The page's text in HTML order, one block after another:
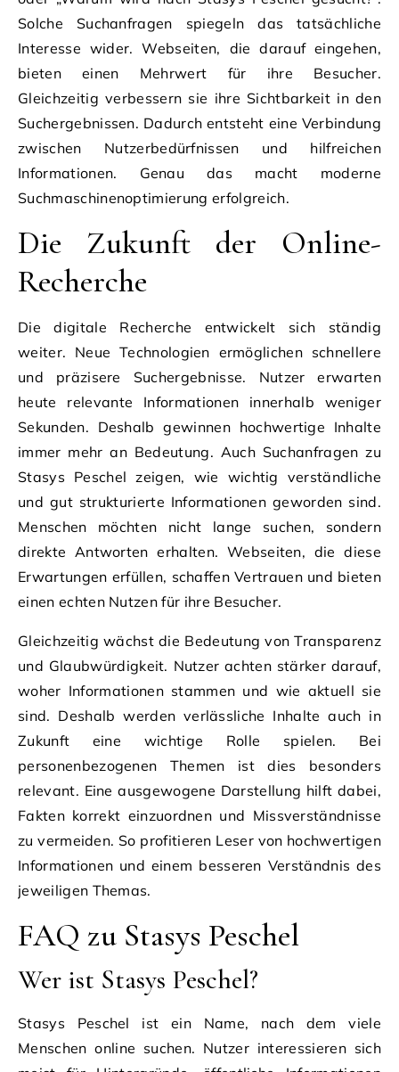
Solche Suchanfragen spiegeln das tatsächliche
Interesse wider. Webseiten, die darauf eingehen,
bieten einen Mehrwert für ihre Besucher.
Gleichzeitig verbessern sie ihre Sichtbarkeit in den
Suchergebnissen. Dadurch entsteht eine Verbindung
zwischen Nutzerbedürfnissen und hilfreichen
Informationen. Genau das macht moderne
Suchmaschinenoptimierung erfolgreich.
Die Zukunft der Online-
Recherche
Die digitale Recherche entwickelt sich ständig
weiter. Neue Technologien ermöglichen schnellere
und präzisere Suchergebnisse. Nutzer erwarten
heute relevante Informationen innerhalb weniger
Sekunden. Deshalb gewinnen hochwertige Inhalte
immer mehr an Bedeutung. Auch Suchanfragen zu
Stasys Peschel zeigen, wie wichtig verständliche
und gut strukturierte Informationen geworden sind.
Menschen möchten nicht lange suchen, sondern
direkte Antworten erhalten. Webseiten, die diese
Erwartungen erfüllen, schaffen Vertrauen und bieten
einen echten Nutzen für ihre Besucher.
Gleichzeitig wächst die Bedeutung von Transparenz
und Glaubwürdigkeit. Nutzer achten stärker darauf,
woher Informationen stammen und wie aktuell sie
sind. Deshalb werden verlässliche Inhalte auch in
Zukunft eine wichtige Rolle spielen. Bei
personenbezogenen Themen ist dies besonders
relevant. Eine ausgewogene Darstellung hilft dabei,
Fakten korrekt einzuordnen und Missverständnisse
zu vermeiden. So profitieren Leser von hochwertigen
Informationen und einem besseren Verständnis des
jeweiligen Themas.
FAQ zu Stasys Peschel
Wer ist Stasys Peschel?
Stasys Peschel ist ein Name, nach dem viele
Menschen online suchen. Nutzer interessieren sich